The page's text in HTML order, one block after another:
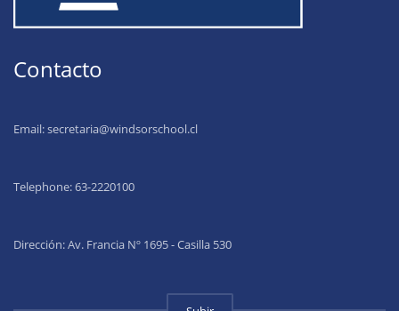
Contacto
Email:secretaria@windsorschool.cl
Telephone: 63-2220100
Dirección: Av. Francia Nº 1695 - Casilla 530